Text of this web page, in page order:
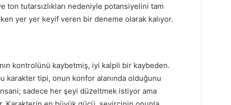
ton tutarsızlıkları nedeniyle potansiyelini tam
yer yer keyif veren bir deneme olarak kalıyor.
kontrolünü kaybetmiş, iyi kalpli bir kaybeden.
karakter tipi, onun konfor alanında olduğunu
sadece her şeyi düzeltmek istiyor ama